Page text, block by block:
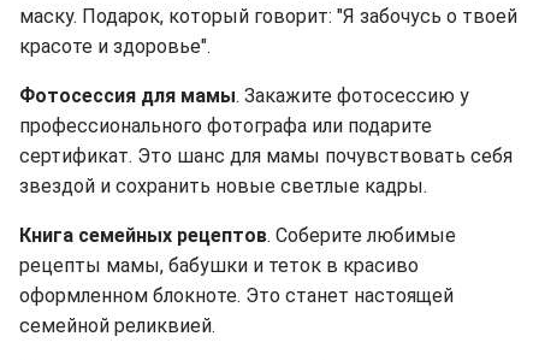
маску. Подарок, который говорит: "Я забочусь о твоей
красоте и здоровье".
Фотосессия для мамы. Закажите фотосессию у
профессионального фотографа или подарите
сертификат. Это шанс для мамы почувствовать себя
звездой и сохранить новые светлые кадры.
Книга семейных рецептов. Соберите любимые
рецепты мамы, бабушки и теток в красиво
оформленном блокноте. Это станет настоящей
семейной реликвией.